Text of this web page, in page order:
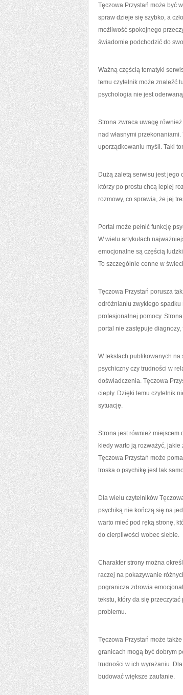
Tęczowa Przystań może być
spraw dzieje się szybko, a
możliwość spokojnego
świadomie podchodzić do
Ważną częścią tematyki
temu czytelnik może znaleźć
psychologia nie jest
Strona zwraca uwagę
nad własnymi
uporządkowaniu myśli. Taki
Dużą zaletą serwisu jest jego
którzy po prostu chcą lepiej
rozmowy, co sprawia, że jej
Portal może pełnić funkcję
W wielu artykułach
emocjonalne są częścią
To szczególnie cenne w
Tęczowa Przystań porusza
odróżnianiu zwykłego
profesjonalnej pomocy.
portal nie zastępuje
W tekstach publikowanych na
psychiczny czy trudności w
doświadczenia. Tęczowa
ciepły. Dzięki temu czytelnik
sytuację.
Strona jest również miejscem
kiedy warto ją rozważyć,
Tęczowa Przystań może
troska o psychikę jest tak
Dla wielu czytelników
psychiką nie kończą się na
warto mieć pod ręką stronę,
do cierpliwości wobec siebie.
Charakter strony można
raczej na pokazywanie
pogranicza zdrowia
tekstu, który da się
problemu.
Tęczowa Przystań może
granicach mogą być dobrym
trudności w ich wyrażaniu.
budować większe zaufanie.